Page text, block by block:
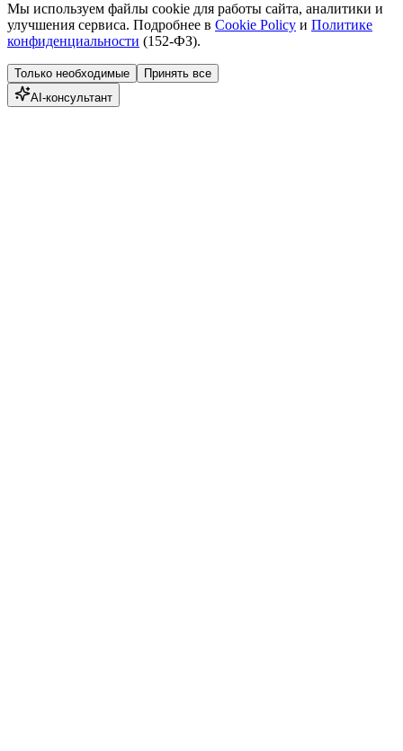
Мы используем файлы cookie для работы сайта, аналитики и
улучшения сервиса. Подробнее в Cookie Policy и Политике
конфиденциальности (152-ФЗ).
Только необходимые
Принять все
AI-консультант